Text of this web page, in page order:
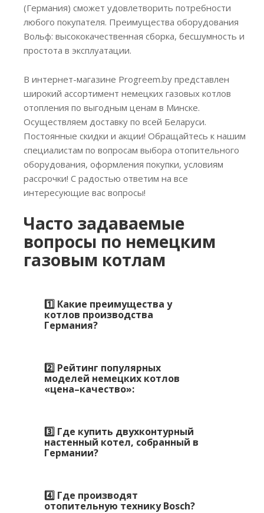
(Германия) сможет удовлетворить потребности
любого покупателя. Преимущества оборудования
Вольф: высококачественная сборка, бесшумность и
простота в эксплуатации.
В интернет-магазине Progreem.by представлен
широкий ассортимент немецких газовых котлов
отопления по выгодным ценам в Минске.
Осуществляем доставку по всей Беларуси.
Постоянные скидки и акции! Обращайтесь к нашим
специалистам по вопросам выбора отопительного
оборудования, оформления покупки, условиям
рассрочки! С радостью ответим на все
интересующие вас вопросы!
Часто задаваемые
вопросы по немецким
газовым котлам
1️⃣ Какие преимущества у
котлов производства
Германия?
2️⃣ Рейтинг популярных
моделей немецких котлов
«цена–качество»:
3️⃣ Где купить двухконтурный
настенный котел, собранный в
Германии?
4️⃣ Где производят
отопительную технику Bosch?